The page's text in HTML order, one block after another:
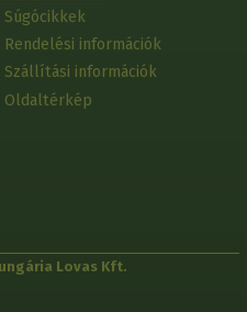
Súgócikkek
Rendelési információk
Szállítási információk
Oldaltérkép
Lovas Kft.